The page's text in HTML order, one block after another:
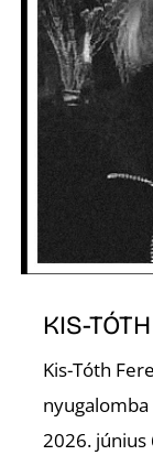
KIS-
Kis-Tóth
2026. június